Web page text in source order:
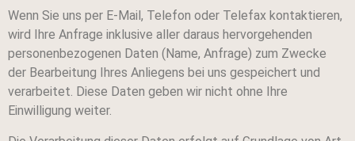
Wenn Sie uns per E-Mail, Telefon oder Telefax kontaktieren,
wird Ihre Anfrage inklusive aller daraus hervorgehenden
personenbezogenen Daten (Name, Anfrage) zum Zwecke
der Bearbeitung Ihres Anliegens bei uns gespeichert und
verarbeitet. Diese Daten geben wir nicht ohne Ihre
Einwilligung weiter.